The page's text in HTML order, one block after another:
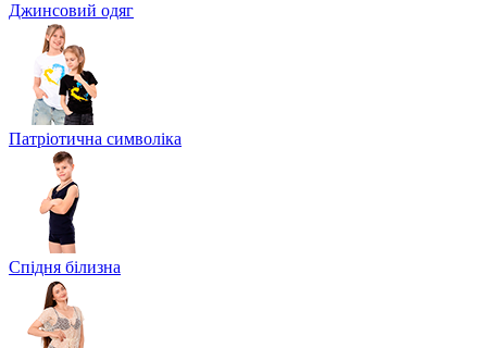
Джинсовий одяг
Патріотична символіка
Спідня білизна